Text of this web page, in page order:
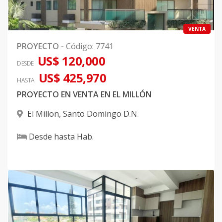
VENTA
PROYECTO - Código: 7741
DESDE US$ 120,000
HASTA US$ 425,970
PROYECTO EN VENTA EN EL MILLÓN
El Millon, Santo Domingo D.N.
Desde hasta Hab.